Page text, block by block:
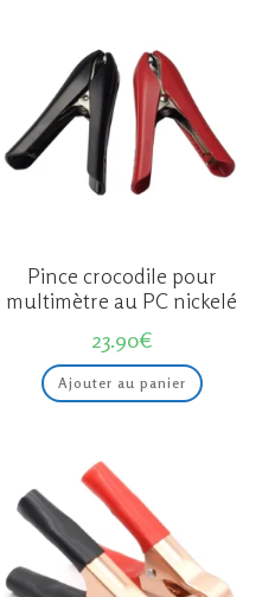
Pince crocodile pour
multimètre au PC nickelé
23.90€
Ajouter au panier